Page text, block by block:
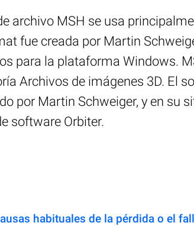
archivo MSH se usa
fue creada por Martin
para la plataforma Windows.
Archivos de imágenes 3D. El
por Martin Schweiger, y en
software Orbiter.
habituales de la pérdida o el